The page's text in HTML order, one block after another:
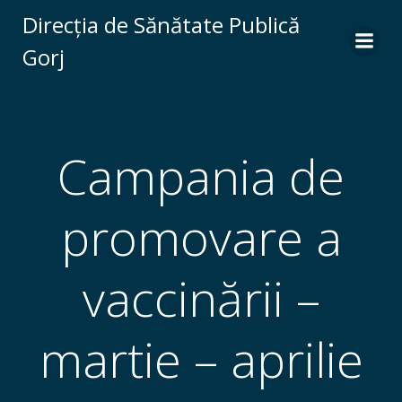
to
Direcția de Sănătate Publică
Gorj
Campania de
promovare a
vaccinării –
martie – aprilie